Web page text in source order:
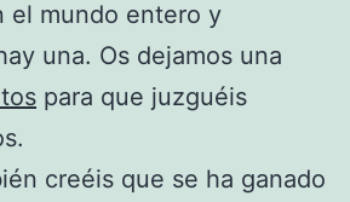
el mundo entero y
una. Os dejamos una
para que juzguéis
creéis que se ha ganado